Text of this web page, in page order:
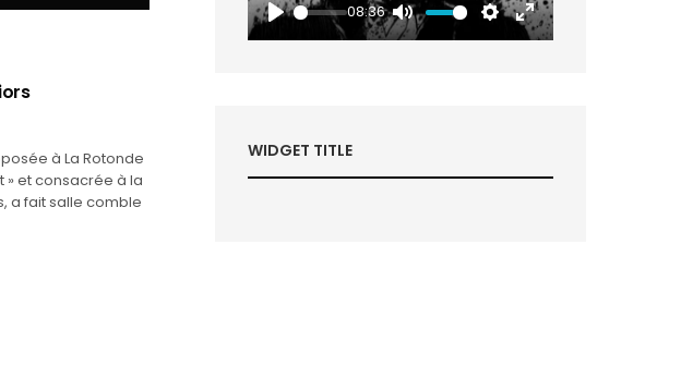
à La Rotonde
» et consacrée à la
a fait salle comble
08:36
Mute Settings
Enter
WIDGET TITLE